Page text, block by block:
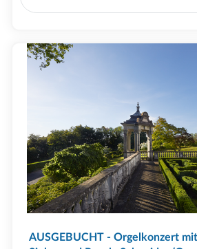
AUSGEBUCHT - Orgelkonzert